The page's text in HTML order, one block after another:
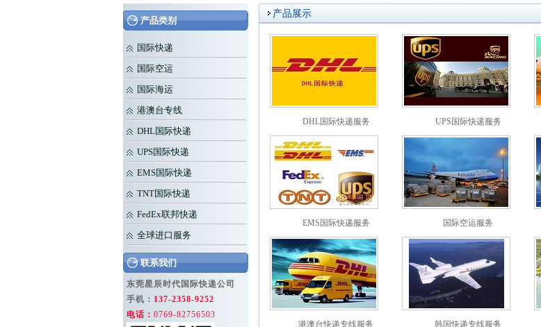
产品类别
国际快递
国际空运
国际海运
港澳台专线
DHL国际快递
UPS国际快递
EMS国际快递
TNT国际快递
FedEx联邦快递
全球进口服务
联系我们
东莞星辰时代国际快递公司
手机： 137-2358-9252
电话： 0769-82756503
产品展示
DHL国际快递服务 UPS国际快递服务
EMS国际快递服务 国际空运服务
港澳台快递专线服务 韩国快递专线服务